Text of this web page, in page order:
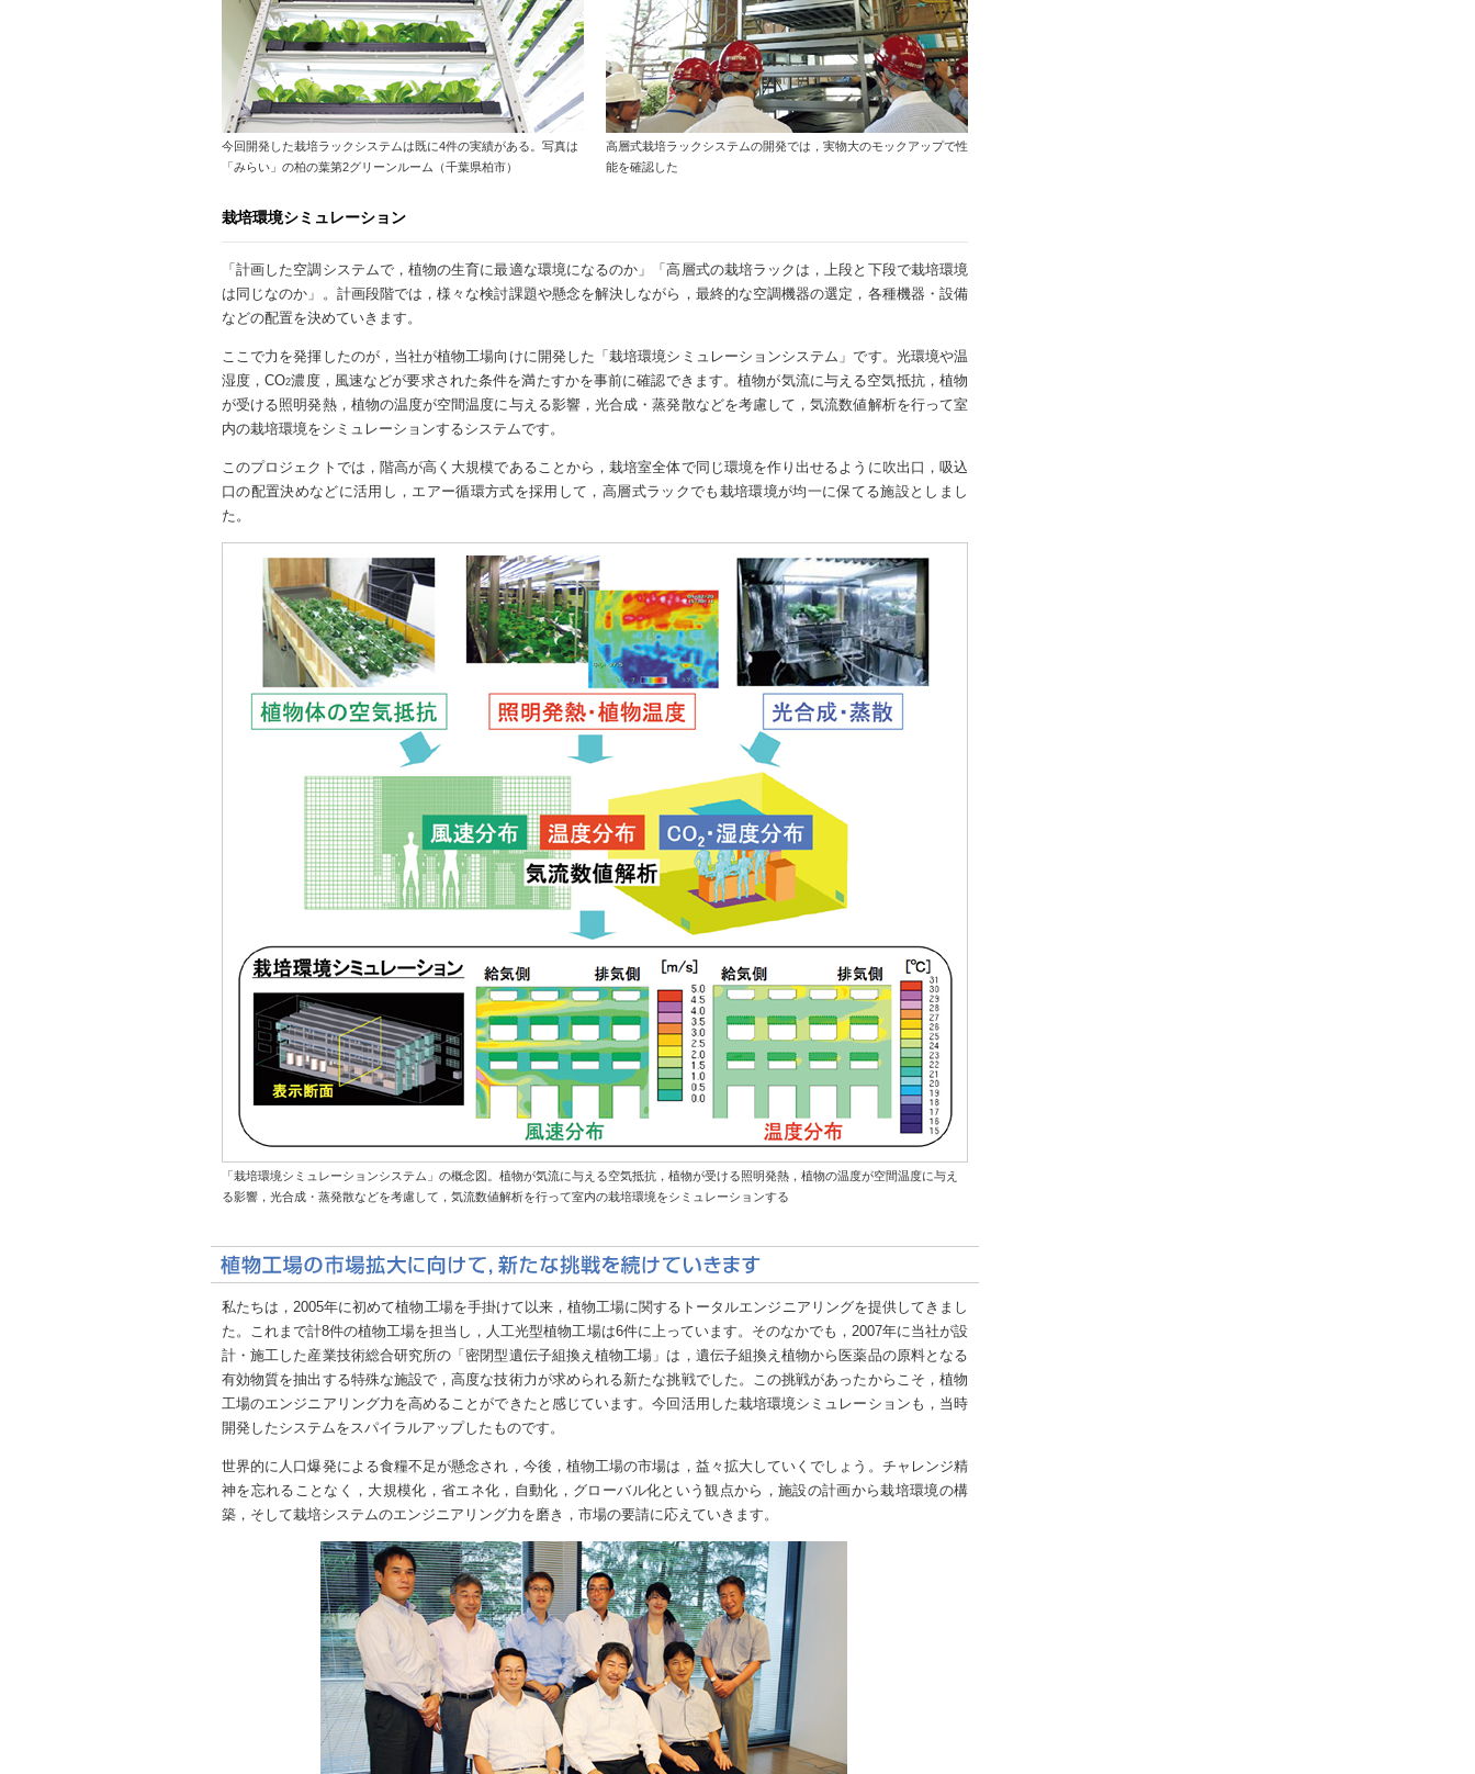
今回開発した栽培ラックシステムは既に4件の実績がある。写真は
「みらい」の柏の葉第2グリーンルーム（千葉県柏市）
高層式栽培ラックシステムの開発では，実物大のモックアップで性
能を確認した
栽培環境シミュレーション
「計画した空調システムで，植物の生育に最適な環境になるのか」「高層式の栽培ラックは，上段と下段で栽培環境
は同じなのか」。計画段階では，様々な検討課題や懸念を解決しながら，最終的な空調機器の選定，各種機器・設備
などの配置を決めていきます。
ここで力を発揮したのが，当社が植物工場向けに開発した「栽培環境シミュレーションシステム」です。光環境や温
湿度，CO2濃度，風速などが要求された条件を満たすかを事前に確認できます。植物が気流に与える空気抵抗，植物
が受ける照明発熱，植物の温度が空間温度に与える影響，光合成・蒸発散などを考慮して，気流数値解析を行って室
内の栽培環境をシミュレーションするシステムです。
このプロジェクトでは，階高が高く大規模であることから，栽培室全体で同じ環境を作り出せるように吹出口，吸込
口の配置決めなどに活用し，エアー循環方式を採用して，高層式ラックでも栽培環境が均一に保てる施設としまし
た。
「栽培環境シミュレーションシステム」の概念図。植物が気流に与える空気抵抗，植物が受ける照明発熱，植物の温度が空間温度に与え
る影響，光合成・蒸発散などを考慮して，気流数値解析を行って室内の栽培環境をシミュレーションする
私たちは，2005年に初めて植物工場を手掛けて以来，植物工場に関するトータルエンジニアリングを提供してきまし
た。これまで計8件の植物工場を担当し，人工光型植物工場は6件に上っています。そのなかでも，2007年に当社が設
計・施工した産業技術総合研究所の「密閉型遺伝子組換え植物工場」は，遺伝子組換え植物から医薬品の原料となる
有効物質を抽出する特殊な施設で，高度な技術力が求められる新たな挑戦でした。この挑戦があったからこそ，植物
工場のエンジニアリング力を高めることができたと感じています。今回活用した栽培環境シミュレーションも，当時
開発したシステムをスパイラルアップしたものです。
世界的に人口爆発による食糧不足が懸念され，今後，植物工場の市場は，益々拡大していくでしょう。チャレンジ精
神を忘れることなく，大規模化，省エネ化，自動化，グローバル化という観点から，施設の計画から栽培環境の構
築，そして栽培システムのエンジニアリング力を磨き，市場の要請に応えていきます。